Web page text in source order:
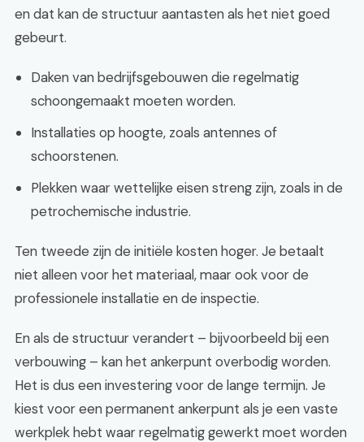
en dat kan de structuur aantasten als het niet goed
gebeurt.
Daken van bedrijfsgebouwen die regelmatig
schoongemaakt moeten worden.
Installaties op hoogte, zoals antennes of
schoorstenen.
Plekken waar wettelijke eisen streng zijn, zoals in de
petrochemische industrie.
Ten tweede zijn de initiële kosten hoger. Je betaalt
niet alleen voor het materiaal, maar ook voor de
professionele installatie en de inspectie.
En als de structuur verandert – bijvoorbeeld bij een
verbouwing – kan het ankerpunt overbodig worden.
Het is dus een investering voor de lange termijn. Je
kiest voor een permanent ankerpunt als je een vaste
werkplek hebt waar regelmatig gewerkt moet worden